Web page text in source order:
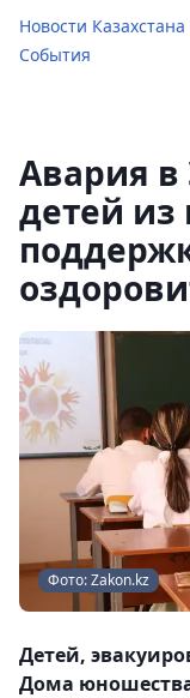
Новости
События
Авария в
детей из
Фото: Zakon.kz
Детей,
Дома юношества